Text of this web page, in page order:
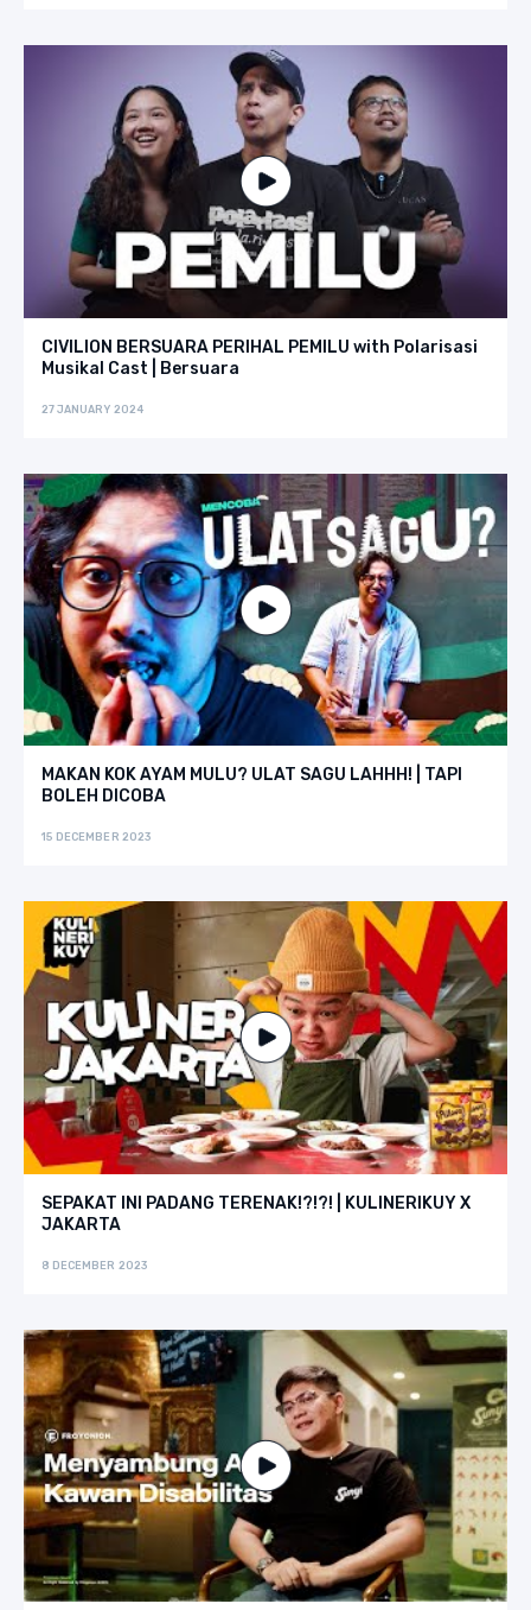
CIVILION BERSUARA PERIHAL PEMILU with Polarisasi
Musikal Cast | Bersuara
27 JANUARY 2024
MAKAN KOK AYAM MULU? ULAT SAGU LAHHH! | TAPI
BOLEH DICOBA
15 DECEMBER 2023
SEPAKAT INI PADANG TERENAK!?!?! | KULINERIKUY X
JAKARTA
8 DECEMBER 2023